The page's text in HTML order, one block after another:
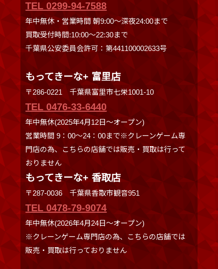
TEL 0299-94-7588
年中無休・営業時間 朝9:00〜深夜24:00まで
買取受付時間:10:00〜22:30まで
千葉県公安委員会許可：第441100002633号
もってきーな+ 富里店
〒286-0221 千葉県富里市七栄1001-10
TEL 0476-33-6440
年中無休(2025年4月12日～オープン)
営業時間 9：00～24：00まで※クレーンゲーム専
門店の為、こちらの店舗では販売・買取は行って
おりません
もってきーな+ 香取店
〒287-0036 千葉県香取市観音951
TEL 0478-79-9074
年中無休(2026年4月24日～オープン)
※クレーンゲーム専門店の為、こちらの店舗では
販売・買取は行っておりません